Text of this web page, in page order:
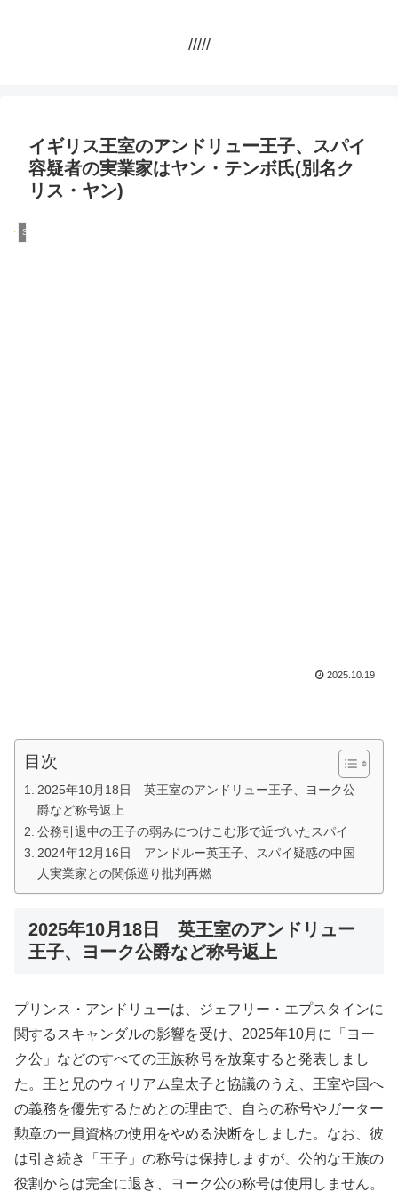
/////
イギリス王室のアンドリュー王子、スパイ
容疑者の実業家はヤン・テンボ氏(別名ク
リス・ヤン)
Scandal
2025.10.19
目次
2025年10月18日 英王室のアンドリュー王子、ヨーク公
爵など称号返上
公務引退中の王子の弱みにつけこむ形で近づいたスパイ
2024年12月16日 アンドルー英王子、スパイ疑惑の中国
人実業家との関係巡り批判再燃
2025年10月18日 英王室のアンドリュー
王子、ヨーク公爵など称号返上
プリンス・アンドリューは、ジェフリー・エプスタインに
関するスキャンダルの影響を受け、2025年10月に「ヨー
ク公」などのすべての王族称号を放棄すると発表しまし
た。王と兄のウィリアム皇太子と協議のうえ、王室や国へ
の義務を優先するためとの理由で、自らの称号やガーター
勲章の一員資格の使用をやめる決断をしました。なお、彼
は引き続き「王子」の称号は保持しますが、公的な王族の
役割からは完全に退き、ヨーク公の称号は使用しません。​